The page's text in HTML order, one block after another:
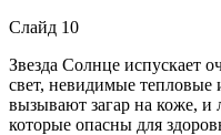
Слайд 10
Звезда Солнце испускает
свет, невидимые тепловые
вызывают загар на коже, и
которые опасны для